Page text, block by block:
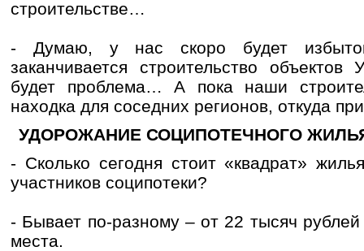
строительстве…
- Думаю, у нас скоро будет
заканчивается строительство
будет проблема… А пока наши
находка для соседних регионов, откуда
УДОРОЖАНИЕ СОЦИПОТЕЧНОГО
- Сколько сегодня стоит «квадрат»
участников соципотеки?
- Бывает по-разному – от 22 тысяч
места.